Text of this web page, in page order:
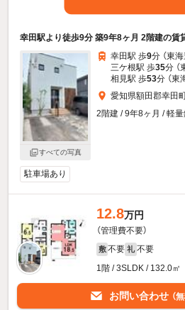
幸田駅より徒歩9分 築9年8ヶ月 2階建の賃
すべての写真
幸田駅 歩9分 （東海
三ケ根駅 歩35分 （
相見駅 歩53分 （東
愛知県額田郡幸田
2階建 / 9年8ヶ月 / 軽
駐車場あり
12.8万円
（管理費不要）
敷 不要 礼 不要
1階 / 3SLDK / 132.0㎡
お問い合わせ （